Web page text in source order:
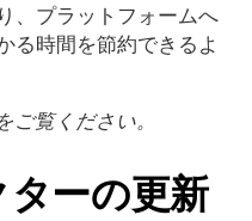
、プラットフォームへ
る時間を節約できるよ
ご覧ください。
ーの更新